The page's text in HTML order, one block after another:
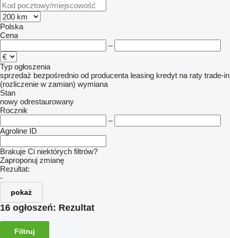
Polska
Cena
–
Typ ogłoszenia
sprzedaż bezpośrednio od producenta leasing kredyt na raty trade-in
(rozliczenie w zamian) wymiana
Stan
nowy odrestaurowany
Rocznik
–
Agroline ID
Brakuje Ci niektórych filtrów?
Zaproponuj zmianę
Rezultat:
-
pokaż
16 ogłoszeń: Rezultat
Filtruj